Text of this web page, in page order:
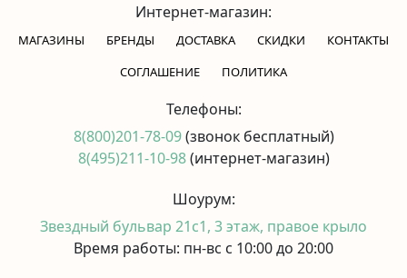
Интернет-магазин:
МАГАЗИНЫ БРЕНДЫ ДОСТАВКА СКИДКИ
КОНТАКТЫ
CОГЛАШЕНИЕ
ПОЛИТИКА
Телефоны:
8(800)201-78-09(звонок бесплатный)
8(495)211-10-98(интернет-магазин)
Шоурум:
Звездный бульвар 21с1, 3 этаж, правое крыло
Время работы: пн-вс с 10:00 до 20:00